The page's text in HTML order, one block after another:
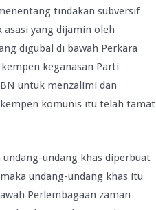
tindakan subversif
yang dijamin oleh
digubal di bawah Perkara
keganasan Parti
untuk menzalimi dan
komunis itu telah tamat
undang-undang khas diperbuat
undang-undang khas itu
Perlembagaan zaman